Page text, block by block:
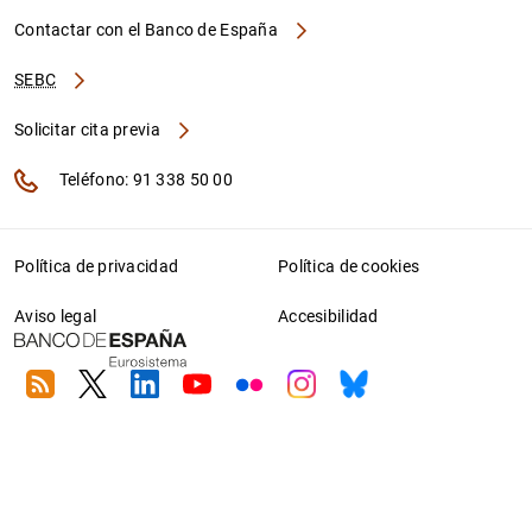
Contactar con el Banco de España
SEBC
Solicitar cita previa
Teléfono: 91 338 50 00
Política de privacidad Política de cookies
Aviso legal Accesibilidad
RSS TwitterLinkedin
YoutubeFlickrInstagram
Bluesky